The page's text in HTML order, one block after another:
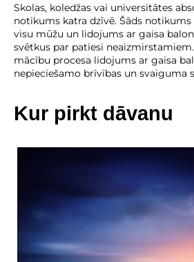
Skolas, koledžas vai universitātes
notikums katra dzīvē. Šāds
visu mūžu un lidojums ar gaisa
svētkus par patiesi
mācību procesa lidojums ar gaisa
nepieciešamo brīvības un svaiguma
Kur pirkt dāvanu